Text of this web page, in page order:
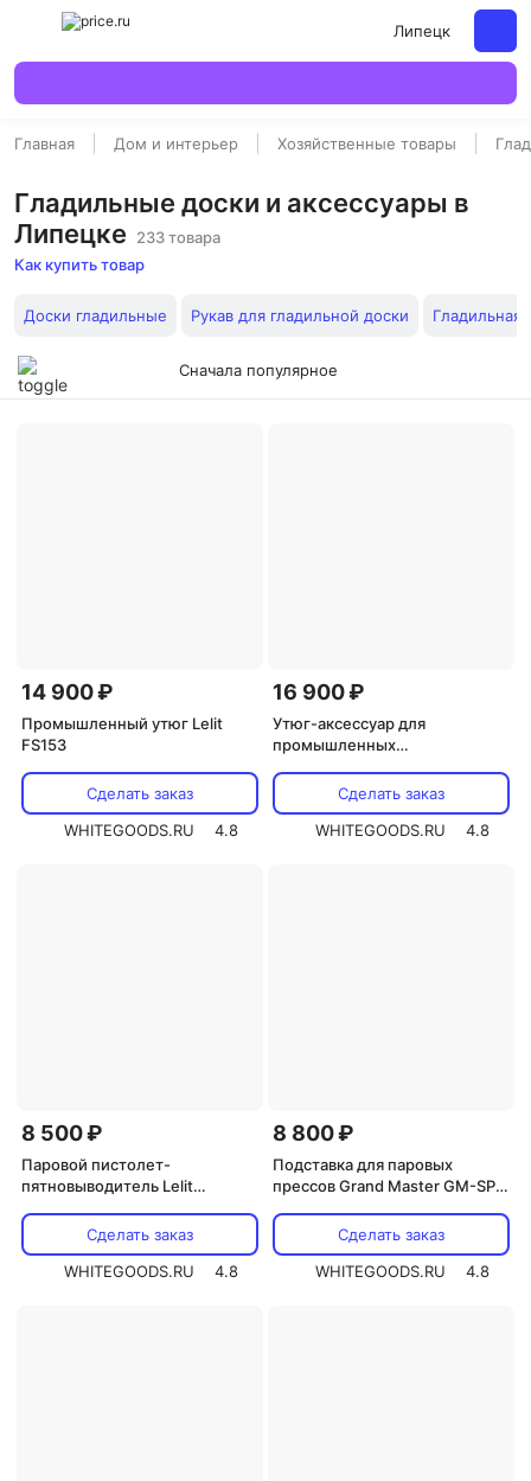
Липецк
Главная Дом и интерьер Хозяйственные товары
Гладильные доски и аксессуары в
Липецке
233 товара
Как купить товар
Доски гладильные Рукав для гладильной доски Гладильная
Сначала популярное
14 900 ₽
Промышленный утюг Lelit
FS153
Сделать заказ
WHITEGOODS.RU
4.8
16 900 ₽
Утюг-аксессуар для
промышленных
Сделать заказ
WHITEGOODS.RU
4.8
8 500 ₽
Паровой пистолет-
пятновыводитель Lelit
Сделать заказ
WHITEGOODS.RU
4.8
8 800 ₽
Подставка для паровых
прессов Grand Master GM-SP
Сделать заказ
WHITEGOODS.RU
4.8